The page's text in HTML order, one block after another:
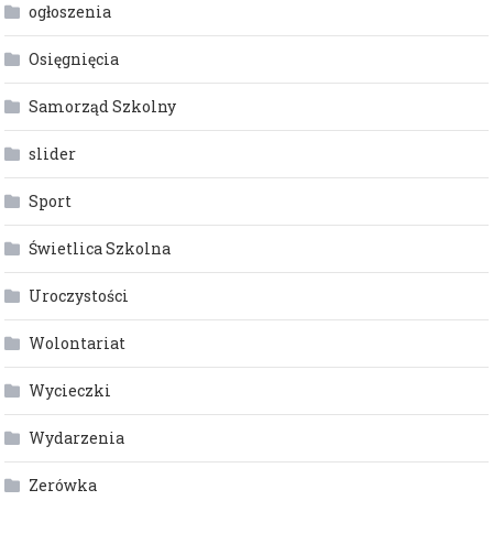
ogłoszenia
Osięgnięcia
Samorząd Szkolny
slider
Sport
Świetlica Szkolna
Uroczystości
Wolontariat
Wycieczki
Wydarzenia
Zerówka